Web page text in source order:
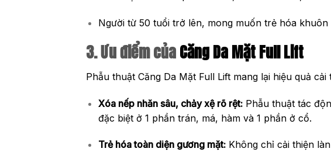
Người từ 50 tuổi trở lên, mong muốn trẻ hóa khuôn
3. Ưu điểm củaCăng Da Mặt Full Lift
Phẫu thuật Căng Da Mặt Full Lift mang lại hiệu quả
Xóa nếp nhăn sâu, chảy xệ rõ rệt:Phẫu thuật tác
đặc biệt ở 1 phần trán, má, hàm và 1 phần ở cổ.
Trẻ hóa toàn diện gương mặt:Không chỉ cải thiện